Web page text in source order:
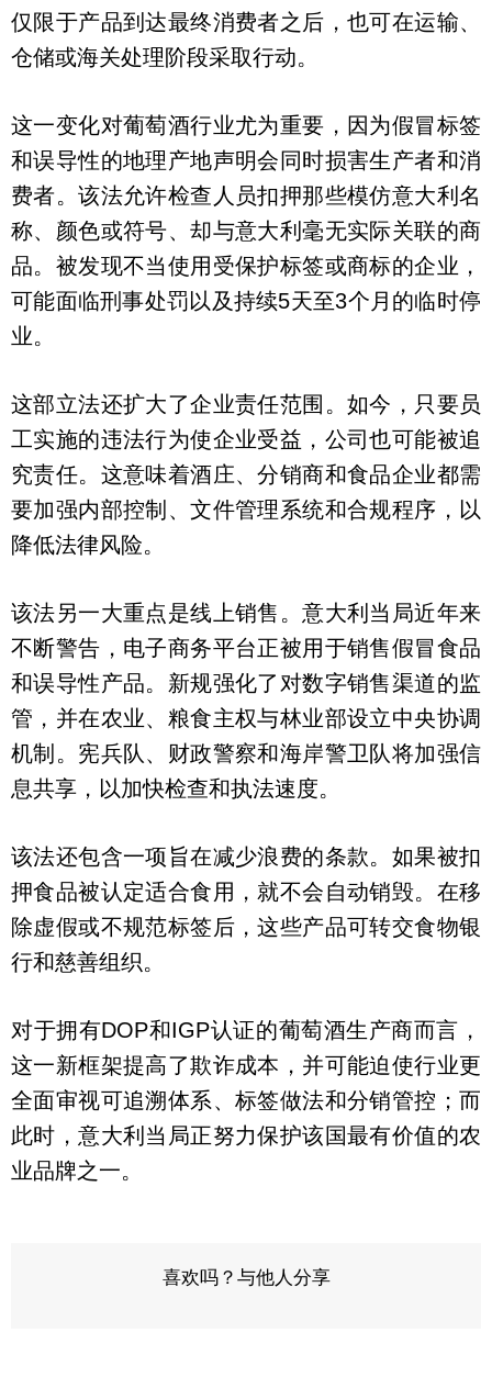
仅限于产品到达最终消费者之后，也可在运输、
仓储或海关处理阶段采取行动。
这一变化对葡萄酒行业尤为重要，因为假冒标签
和误导性的地理产地声明会同时损害生产者和消
费者。该法允许检查人员扣押那些模仿意大利名
称、颜色或符号、却与意大利毫无实际关联的商
品。被发现不当使用受保护标签或商标的企业，
可能面临刑事处罚以及持续5天至3个月的临时停
业。
这部立法还扩大了企业责任范围。如今，只要员
工实施的违法行为使企业受益，公司也可能被追
究责任。这意味着酒庄、分销商和食品企业都需
要加强内部控制、文件管理系统和合规程序，以
降低法律风险。
该法另一大重点是线上销售。意大利当局近年来
不断警告，电子商务平台正被用于销售假冒食品
和误导性产品。新规强化了对数字销售渠道的监
管，并在农业、粮食主权与林业部设立中央协调
机制。宪兵队、财政警察和海岸警卫队将加强信
息共享，以加快检查和执法速度。
该法还包含一项旨在减少浪费的条款。如果被扣
押食品被认定适合食用，就不会自动销毁。在移
除虚假或不规范标签后，这些产品可转交食物银
行和慈善组织。
对于拥有DOP和IGP认证的葡萄酒生产商而言，
这一新框架提高了欺诈成本，并可能迫使行业更
全面审视可追溯体系、标签做法和分销管控；而
此时，意大利当局正努力保护该国最有价值的农
业品牌之一。
喜欢吗？与他人分享